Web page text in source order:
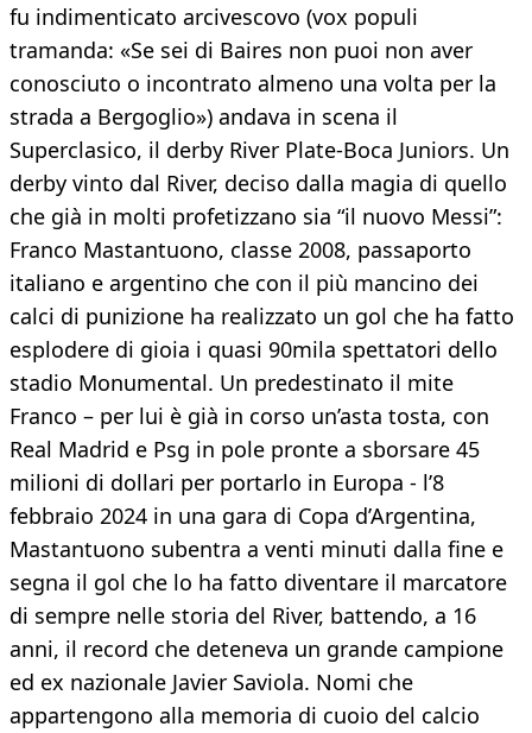
fu indimenticato arcivescovo (vox populi
tramanda: «Se sei di Baires non puoi non aver
conosciuto o incontrato almeno una volta per la
strada a Bergoglio») andava in scena il
Superclasico, il derby River Plate-Boca Juniors. Un
derby vinto dal River, deciso dalla magia di quello
che già in molti profetizzano sia “il nuovo Messi”:
Franco Mastantuono, classe 2008, passaporto
italiano e argentino che con il più mancino dei
calci di punizione ha realizzato un gol che ha fatto
esplodere di gioia i quasi 90mila spettatori dello
stadio Monumental. Un predestinato il mite
Franco – per lui è già in corso un’asta tosta, con
Real Madrid e Psg in pole pronte a sborsare 45
milioni di dollari per portarlo in Europa - l’8
febbraio 2024 in una gara di Copa d’Argentina,
Mastantuono subentra a venti minuti dalla fine e
segna il gol che lo ha fatto diventare il marcatore
di sempre nelle storia del River, battendo, a 16
anni, il record che deteneva un grande campione
ed ex nazionale Javier Saviola. Nomi che
appartengono alla memoria di cuoio del calcio